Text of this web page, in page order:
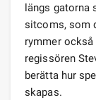
längs gatorna
sitcoms, som
rymmer
regissören
berätta hur
skapas.